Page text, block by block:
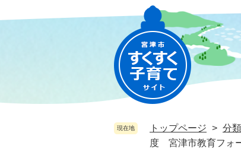
ー
ニ
現在地 トップページ > 分
度 宮津市教育フォ